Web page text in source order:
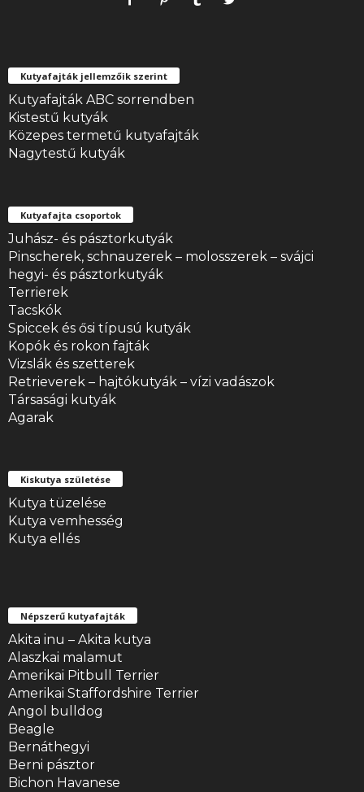
Kutyafajták jellemzőik szerint
Kutyafajták ABC sorrendben
Kistestű kutyák
Közepes termetű kutyafajták
Nagytestű kutyák
Kutyafajta csoportok
Juhász- és pásztorkutyák
Pinscherek, schnauzerek – molosszerek – svájci
hegyi- és pásztorkutyák
Terrierek
Tacskók
Spiccek és ősi típusú kutyák
Kopók és rokon fajták
Vizslák és szetterek
Retrieverek – hajtókutyák – vízi vadászok
Társasági kutyák
Agarak
Kiskutya születése
Kutya tüzelése
Kutya vemhesség
Kutya ellés
Népszerű kutyafajták
Akita inu – Akita kutya
Alaszkai malamut
Amerikai Pitbull Terrier
Amerikai Staffordshire Terrier
Angol bulldog
Beagle
Bernáthegyi
Berni pásztor
Bichon Havanese